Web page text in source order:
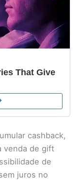
cashback,
venda de gift
de
juros no